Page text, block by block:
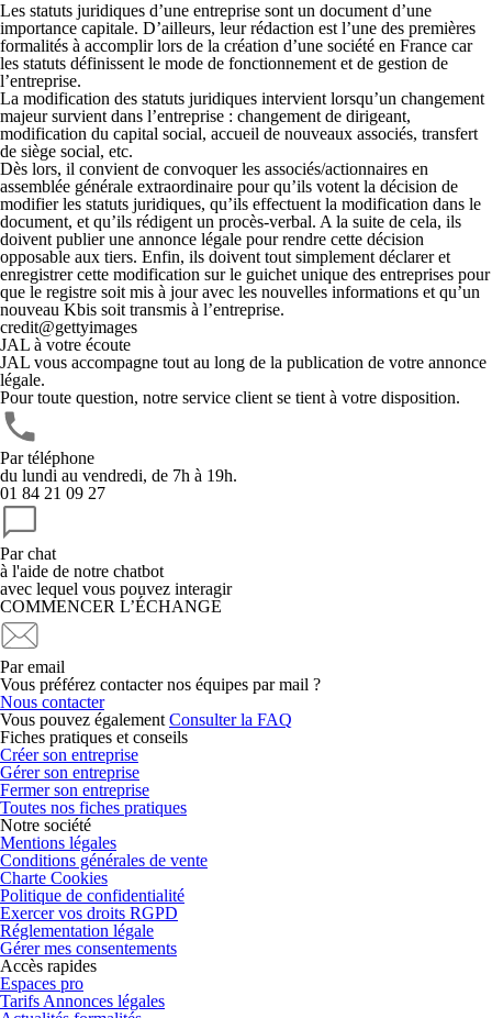
Les statuts juridiques d’une entreprise sont un document d’une
importance capitale. D’ailleurs, leur rédaction est l’une des premières
formalités à accomplir lors de la création d’une société en France car
les statuts définissent le mode de fonctionnement et de gestion de
l’entreprise.
La modification des statuts juridiques intervient lorsqu’un changement
majeur survient dans l’entreprise : changement de dirigeant,
modification du capital social, accueil de nouveaux associés, transfert
de siège social, etc.
Dès lors, il convient de convoquer les associés/actionnaires en
assemblée générale extraordinaire pour qu’ils votent la décision de
modifier les statuts juridiques, qu’ils effectuent la modification dans le
document, et qu’ils rédigent un procès-verbal. A la suite de cela, ils
doivent publier une annonce légale pour rendre cette décision
opposable aux tiers. Enfin, ils doivent tout simplement déclarer et
enregistrer cette modification sur le guichet unique des entreprises pour
que le registre soit mis à jour avec les nouvelles informations et qu’un
nouveau Kbis soit transmis à l’entreprise.
credit@gettyimages
JAL à votre écoute
JAL vous accompagne tout au long de la publication de votre annonce
légale.
Pour toute question, notre service client se tient à votre disposition.
Par téléphone
du lundi au vendredi, de 7h à 19h.
01 84 21 09 27
Par chat
à l'aide de notre chatbot
avec lequel vous pouvez interagir
COMMENCER L’ÉCHANGE
Par email
Vous préférez contacter nos équipes par mail ?
Nous contacter
Vous pouvez également Consulter la FAQ
Fiches pratiques et conseils
Créer son entreprise
Gérer son entreprise
Fermer son entreprise
Toutes nos fiches pratiques
Notre société
Mentions légales
Conditions générales de vente
Charte Cookies
Politique de confidentialité
Exercer vos droits RGPD
Réglementation légale
Gérer mes consentements
Accès rapides
Espaces pro
Tarifs Annonces légales